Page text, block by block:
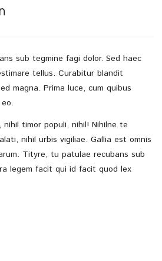
sub tegmine fagi dolor. Sed haec
tellus. Curabitur blandit
magna. Prima luce, cum quibus
timor populi, nihil! Nihilne te
nihil urbis vigiliae. Gallia est omnis
Tityre, tu patulae recubans sub
legem facit qui id facit quod lex